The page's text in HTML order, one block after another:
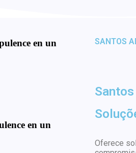
en un
en un
SANTOS
Oferece